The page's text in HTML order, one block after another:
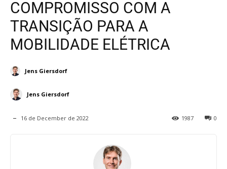
COMPROMISSO COM A
TRANSIÇÃO PARA A
MOBILIDADE ELÉTRICA
Jens Giersdorf
Jens Giersdorf
16 de December de 2022 0
1987